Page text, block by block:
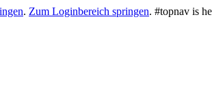
. Zum Loginbereich springen. #topnav is